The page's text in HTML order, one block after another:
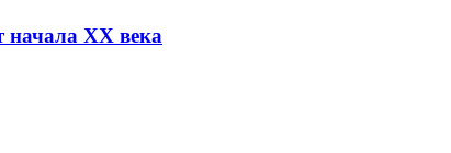
XX века